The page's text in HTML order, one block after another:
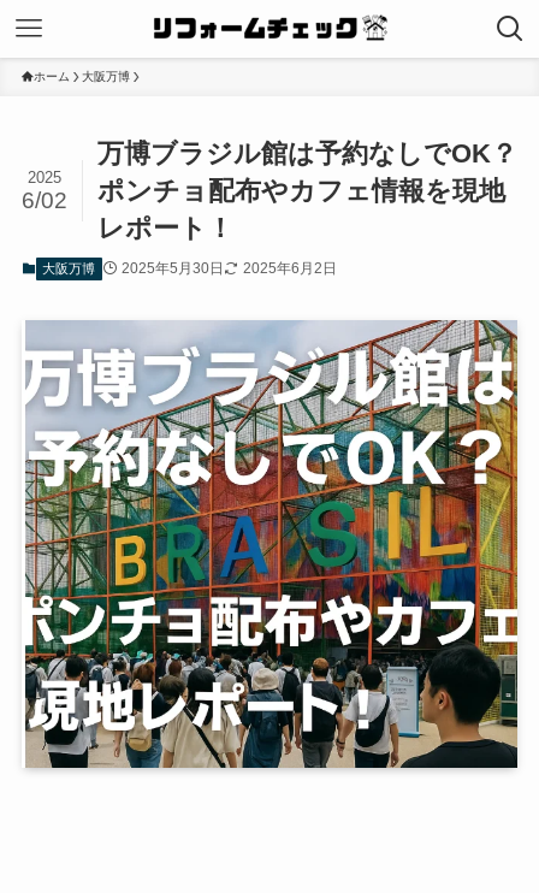
ホーム 大阪万博
万博ブラジル館は予約なしでOK？
ポンチョ配布やカフェ情報を現地
レポート！
2025
6/02
大阪万博 2025年5月30日 2025年6月2日